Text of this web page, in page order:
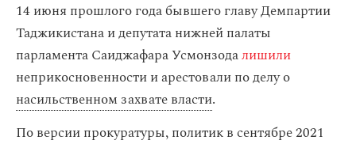
14 июня прошлого года бывшего главу Демпартии
Таджикистана и депутата нижней палаты
парламента Саиджафара Усмонзодалишили
неприкосновенности и арестовали по делу о
насильственном захвате власти.
По версии прокуратуры, политик в сентябре 2021